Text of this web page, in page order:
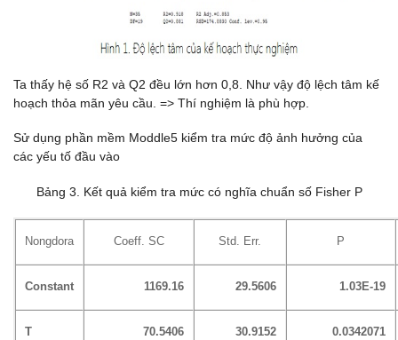
Ta thấy hệ số R2 và Q2 đều lớn hơn 0,8. Như vậy độ lệch tâm kế
hoạch thỏa mãn yêu cầu. => Thí nghiệm là phù hợp.
Sử dụng phần mềm Moddle5 kiểm tra mức độ ảnh hưởng của
các yếu tố đầu vào
Bảng 3. Kết quả kiểm tra mức có nghĩa chuẩn số Fisher P
Nongdora Coeff. SC Std. Err. P
Constant 1169.16 29.5606 1.03E-19
T 70.5406 30.9152 0.0342071